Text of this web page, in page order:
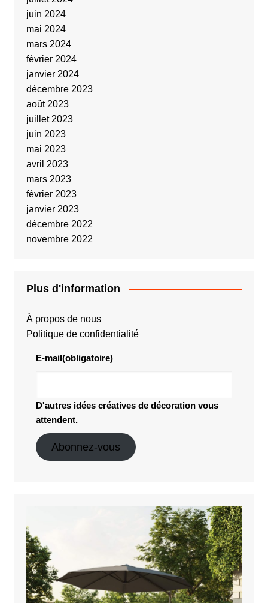
juin 2024
mai 2024
mars 2024
février 2024
janvier 2024
décembre 2023
août 2023
juillet 2023
juin 2023
mai 2023
avril 2023
mars 2023
février 2023
janvier 2023
décembre 2022
novembre 2022
Plus d'information
À propos de nous
Politique de confidentialité
E-mail(obligatoire)
D'autres idées créatives de décoration vous
attendent.
Abonnez-vous